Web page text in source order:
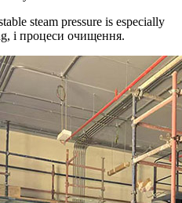
steam pressure is especially
, і процеси очищення.